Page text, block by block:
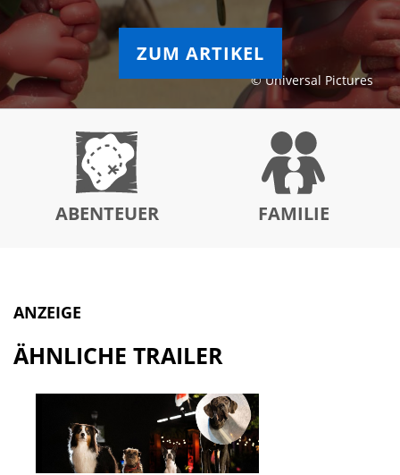
© Universal Pictures
ZUM ARTIKEL
ABENTEUER FAMILIE
ANZEIGE
ÄHNLICHE TRAILER